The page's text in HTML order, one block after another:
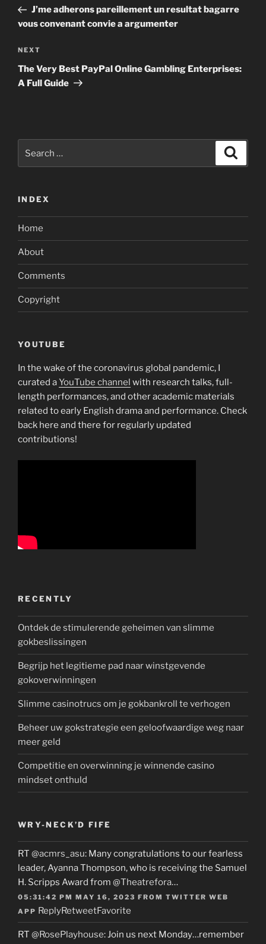
PostJ’me adherons pareillement un resultat bagarre
vous convenant convie a argumenter
Next
Post
NEXT
The Very Best PayPal Online Gambling Enterprises:
A Full Guide
for:
INDEX
Home
About
Comments
Copyright
YOUTUBE
In the wake of the coronavirus global pandemic, I
curated aYouTube channel with research talks, full-
length performances, and other academic materials
related to early English drama and performance. Check
back here and there for regularly updated
contributions!
RECENTLY
Ontdek de stimulerende geheimen van slimme
gokbeslissingen
Begrijp het legitieme pad naar winstgevende
gokoverwinningen
Slimme casinotrucs om je gokbankroll te verhogen
Beheer uw gokstrategie een geloofwaardige weg naar
meer geld
Competitie en overwinning je winnende casino
mindset onthuld
WRY-NECK’D FIFE
RT @acmrs_asu: Many congratulations to our fearless
leader, Ayanna Thompson, who is receiving the Samuel
H. Scripps Award from @Theatrefora…
05:31:42 PM MAY 16, 2023 FROM TWITTER WEB
APP ReplyRetweetFavorite
RT @RosePlayhouse: Join us next Monday…remember